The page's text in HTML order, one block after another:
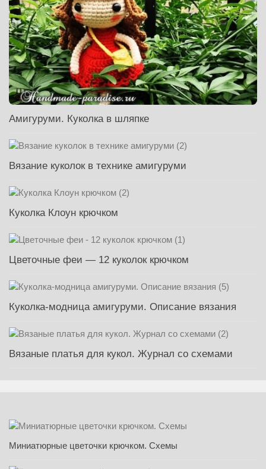
Амигуруми. Куколка в шляпке
Вязание куколок в технике амигуруми
Куколка Клоун крючком
Цветочные феи — 12 куколок крючком
Куколка-модница амигуруми. Описание вязания
Вязаные платья для кукол. Журнал со схемами
Миниатюрные цветочки крючком. Схемы